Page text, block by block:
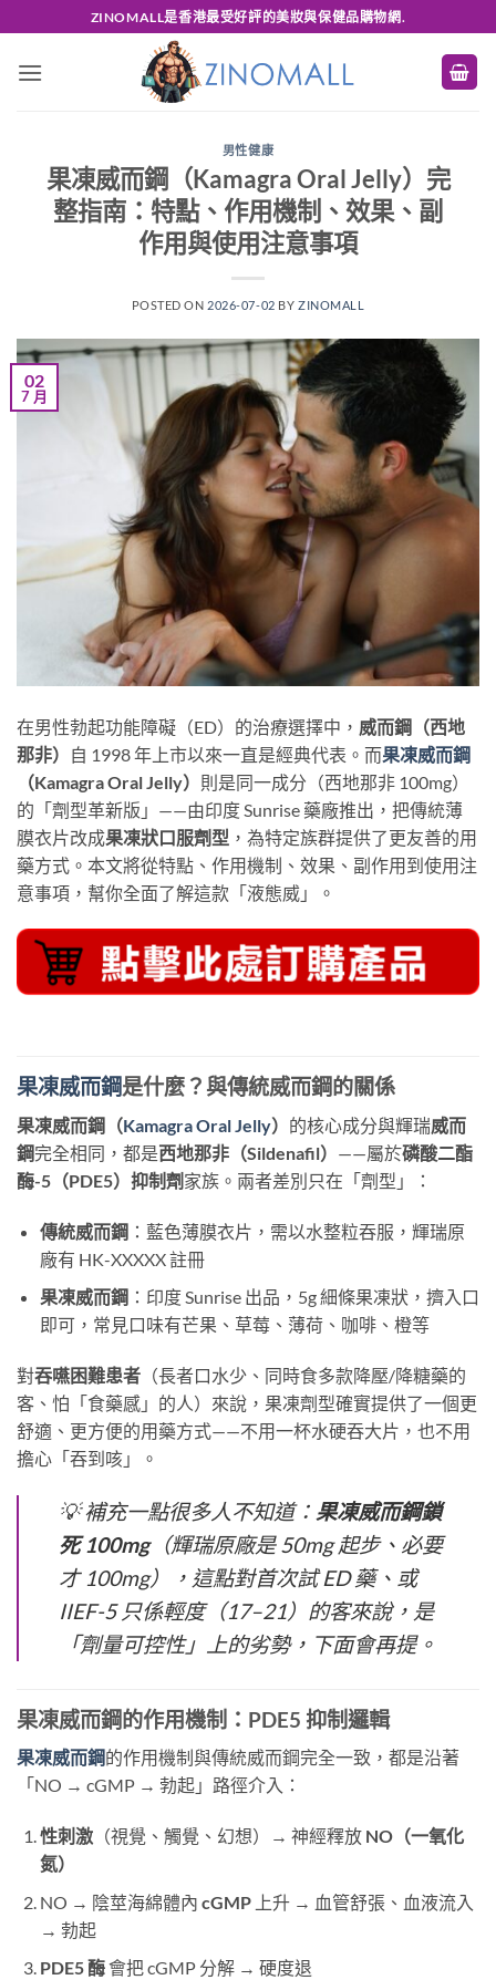
to
content
ZINOMALL是香港最受好評的美妝與保健品購物網.
男性健康
果凍威而鋼（Kamagra Oral Jelly）完
整指南：特點、作用機制、效果、副
作用與使用注意事項
POSTED ON 2026-07-02 BY ZINOMALL
02
7 月
在男性勃起功能障礙（ED）的治療選擇中， 威而鋼（西地
那非）
自 1998 年上市以來一直是經典代表。而果凍威而鋼
（Kamagra Oral Jelly） 則是同一成分（西地那非 100mg）
的「劑型革新版」——由印度 Sunrise 藥廠推出，把傳統薄
膜衣片改成果凍狀口服劑型 ，為特定族群提供了更友善的用
藥方式。本文將從特點、作用機制、效果、副作用到使用注
意事項，幫你全面了解這款「液態威」。
果凍威而鋼是什麼？與傳統威而鋼的關係
果凍威而鋼（Kamagra Oral Jelly） 的核心成分與輝瑞威而
鋼完全相同，都是西地那非（Sildenafil） ——屬於磷酸二酯
酶-5（PDE5）抑制劑 家族。兩者差別只在「劑型」：
傳統威而鋼：藍色薄膜衣片，需以水整粒吞服，輝瑞原
廠有 HK-XXXXX 註冊
果凍威而鋼 ：印度 Sunrise 出品，5g 細條果凍狀，擠入口
即可，常見口味有芒果、草莓、薄荷、咖啡、橙等
對吞嚥困難患者 （長者口水少、同時食多款降壓/降糖藥的
客、怕「食藥感」的人）來說，果凍劑型確實提供了一個更
舒適、更方便的用藥方式——不用一杯水硬吞大片，也不用
擔心「吞到咳」。
💡 補充一點很多人不知道： 果凍威而鋼鎖
死 100mg（輝瑞原廠是 50mg 起步、必要
才 100mg），這點對首次試 ED 藥、或
IIEF-5 只係輕度（17–21）的客來說，是
「劑量可控性」上的劣勢，下面會再提。
果凍威而鋼的作用機制：PDE5 抑制邏輯
果凍威而鋼的作用機制與傳統威而鋼完全一致，都是沿著
「NO → cGMP → 勃起」路徑介入：
性刺激（視覺、觸覺、幻想）→ 神經釋放 NO（一氧化
氮）
NO → 陰莖海綿體內 cGMP​ 上升 → 血管舒張、血液流入
→ 勃起
PDE5 酶​ 會把 cGMP 分解 → 硬度退